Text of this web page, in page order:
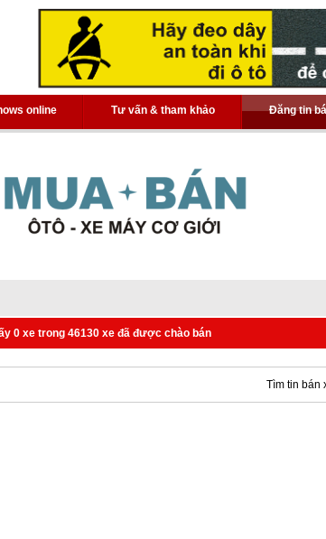
online Tư vấn & tham khảo Đăng tin
0 xe trong 46130 xe đã được chào bán
Tìm tin bán